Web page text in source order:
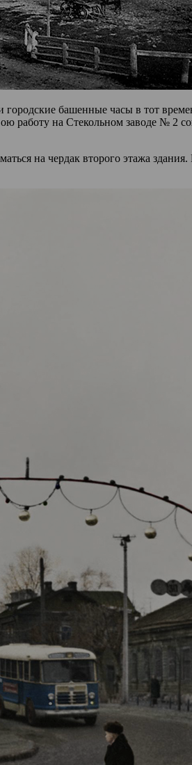
башенные часы в тот
работу на Стекольном заводе № 2
на чердак второго этажа